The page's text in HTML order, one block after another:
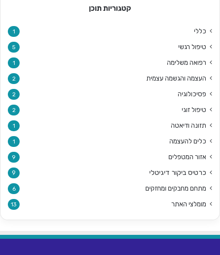
קטגוריות תוכן
כללי 1
טיפול רגשי 5
רפואה משלימה 1
העצמה והגשמה עצמית 2
פסיכולוגיה 2
טיפול זוגי 2
תזונה ודיאטה 1
כלים להעצמה 1
אזור המטפלים 9
כרטיס ביקור דיגיטלי 9
מתחם מחבקים ומחזקים 6
מומלצי האתר 13